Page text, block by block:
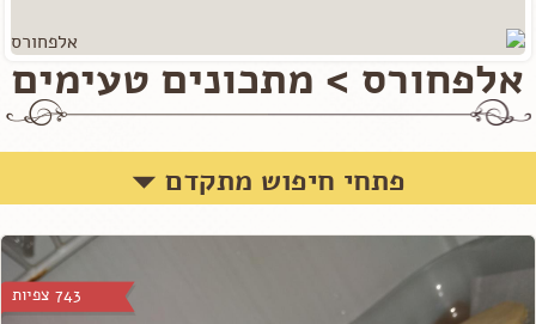
אלפחורס > מתכונים טעימים
פתחי חיפוש מתקדם
743 צפיות